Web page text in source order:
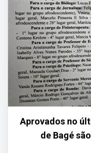
Aprovados no
de Bagé